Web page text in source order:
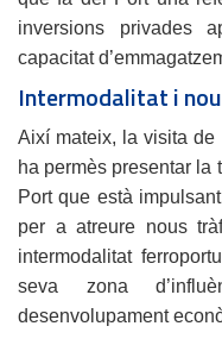
inversions privades
capacitat
Intermodalitat i
Així mateix, la visita de
ha permès presentar la
Port que està
per a atreure nous
intermodalitat
seva zona
desenvolupament